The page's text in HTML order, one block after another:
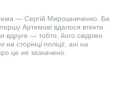
— Сергій Мирошниченко. Ба
Артемові вдалося втекти.
вдруге — тобто, його свідомо
сторінці поліції, ані на
це не зазначено.